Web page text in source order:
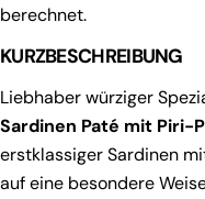
berechnet.
KURZBESCHREIBUNG
Liebhaber würziger
Sardinen Paté mit Piri-
erstklassiger Sardinen
auf eine besondere